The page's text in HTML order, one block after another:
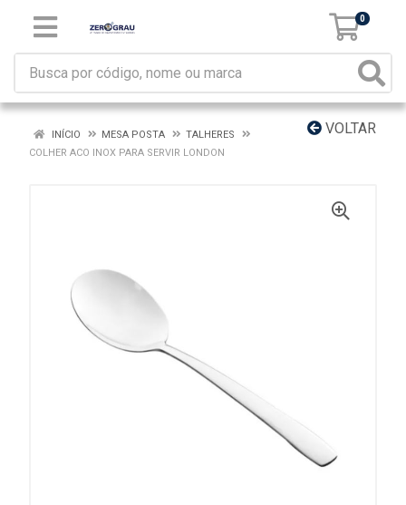
0
VOLTAR
INÍCIO MESA POSTA
TALHERES
COLHER ACO INOX PARA SERVIR LONDON